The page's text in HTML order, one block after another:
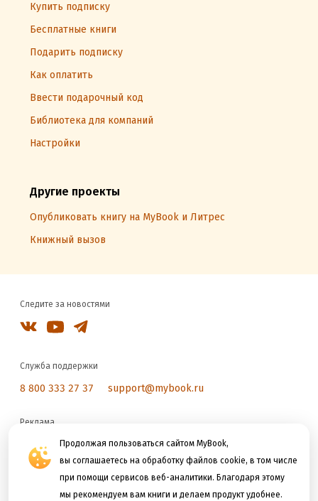
Продолжая пользоваться сайтом MyBook,
вы соглашаетесь на обработку файлов cookie, в том числе
при помощи сервисов веб-аналитики. Благодаря этому
мы рекомендуем вам книги и делаем продукт удобнее.
Купить подписку
Бесплатные книги
Подарить подписку
Как оплатить
Ввести подарочный код
Библиотека для компаний
Настройки
Другие проекты
Опубликовать книгу на MyBook и Литрес
Книжный вызов
Следите за новостями
Служба поддержки
8 800 333 27 37 support@mybook.ru
Реклама
reklama@litres.ru
Мы принимаем к оплате